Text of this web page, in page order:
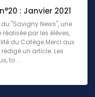
: Janvier 2021
"Savigny News", une
par les élèves,
du Collège.Merci aux
un article. Les
to ...